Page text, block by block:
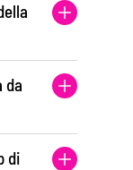
da
di